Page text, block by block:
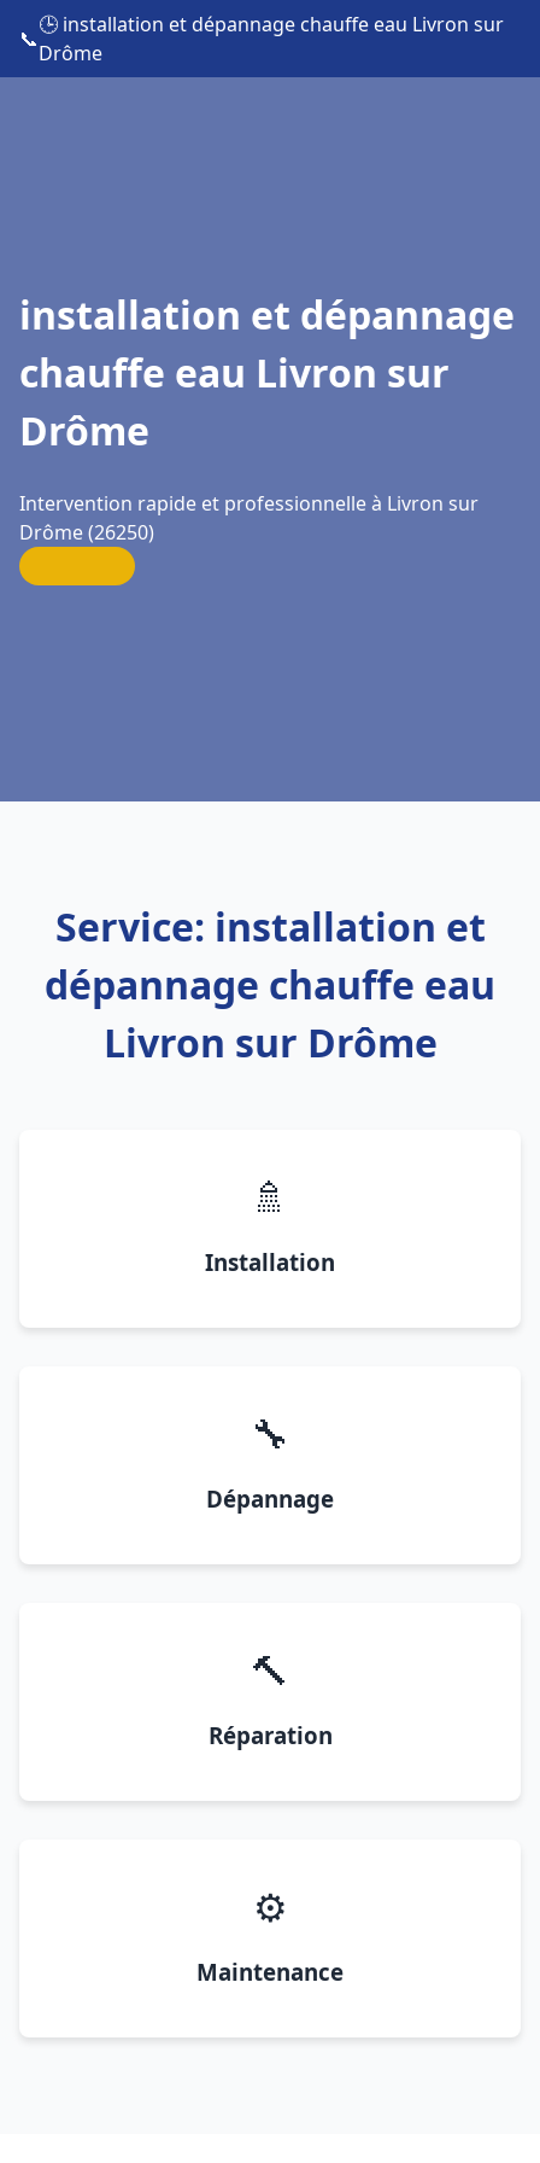
📞
🕒 installation et dépannage chauffe eau Livron sur
Drôme
installation et dépannage
chauffe eau Livron sur
Drôme
Intervention rapide et professionnelle à Livron sur
Drôme (26250)
Service: installation et
dépannage chauffe eau
Livron sur Drôme
🚿
Installation
🔧
Dépannage
🔨
Réparation
⚙️
Maintenance